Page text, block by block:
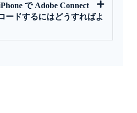
で Adob​​e Connect
ードするにはどうすればよ